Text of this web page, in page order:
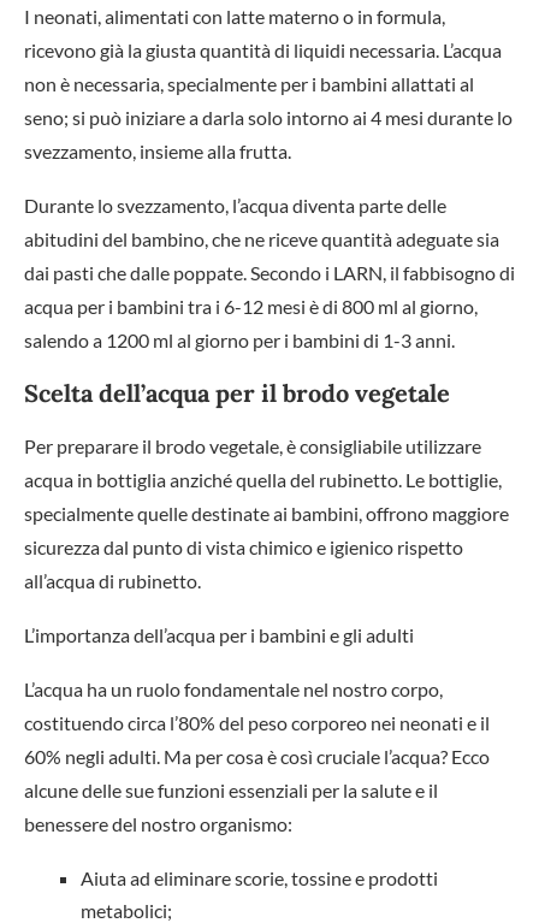
I neonati, alimentati con latte materno o in formula,
ricevono già la giusta quantità di liquidi necessaria. L’acqua
non è necessaria, specialmente per i bambini allattati al
seno; si può iniziare a darla solo intorno ai 4 mesi durante lo
svezzamento, insieme alla frutta.
Durante lo svezzamento, l’acqua diventa parte delle
abitudini del bambino, che ne riceve quantità adeguate sia
dai pasti che dalle poppate. Secondo i LARN, il fabbisogno di
acqua per i bambini tra i 6-12 mesi è di 800 ml al giorno,
salendo a 1200 ml al giorno per i bambini di 1-3 anni.
Scelta dell’acqua per il brodo vegetale
Per preparare il brodo vegetale, è consigliabile utilizzare
acqua in bottiglia anziché quella del rubinetto. Le bottiglie,
specialmente quelle destinate ai bambini, offrono maggiore
sicurezza dal punto di vista chimico e igienico rispetto
all’acqua di rubinetto.
L’importanza dell’acqua per i bambini e gli adulti
L’acqua ha un ruolo fondamentale nel nostro corpo,
costituendo circa l’80% del peso corporeo nei neonati e il
60% negli adulti. Ma per cosa è così cruciale l’acqua? Ecco
alcune delle sue funzioni essenziali per la salute e il
benessere del nostro organismo:
Aiuta ad eliminare scorie, tossine e prodotti
metabolici;